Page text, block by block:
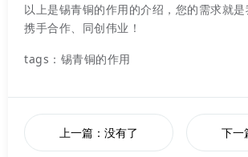
以上是锡青铜的作用的介绍，您的需求就
携手合作、同创伟业！
tags：锡青铜的作用
上一篇：没有了 下一